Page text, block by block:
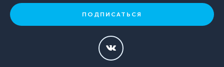
ПОДПИСАТЬСЯ